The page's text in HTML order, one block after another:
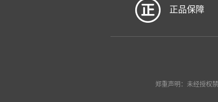
正品保障
郑重声明：未经授权